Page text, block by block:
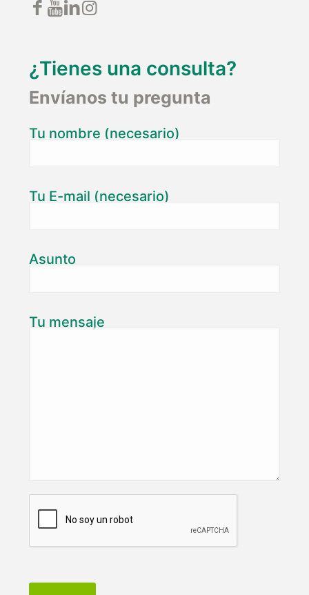
¿Tienes una consulta?
Envíanos tu pregunta
Tu nombre (necesario)
Tu E-mail (necesario)
Asunto
Tu mensaje